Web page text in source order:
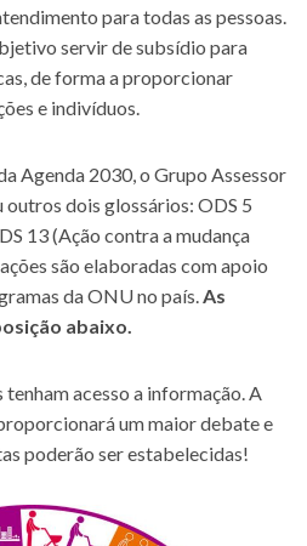
para todas as pessoas.
servir de subsídio para
de forma a proporcionar
e indivíduos.
Agenda 2030, o Grupo Assessor
dois glossários: ODS 5
13 (Ação contra a mudança
são elaboradas com apoio
da ONU no país.As
abaixo.
acesso a informação. A
um maior debate e
poderão ser estabelecidas!